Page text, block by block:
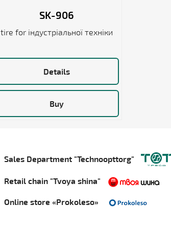
SK-906
tire for індустріальної техніки
Details
Buy
Sales Department "Technoopttorg"
Retail chain "Tvoya shina"
Online store «Prokoleso»